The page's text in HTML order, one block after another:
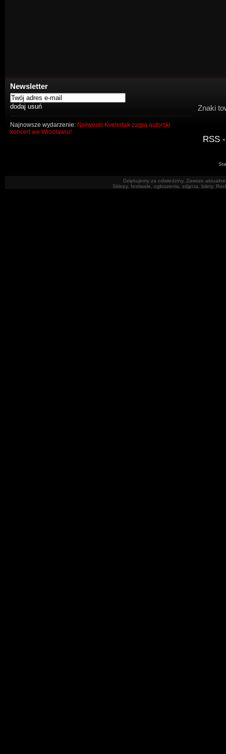
Newsletter
Najnowsze wydarzenie: Norweski Kvelertak zagra autorski
koncert we Wrocławiu!
Znaki
RSS
Dziękujemy za odwiedziny. Zawsze
Sklepy, festiwale, ogłoszenia, zdjęcia, bilety.